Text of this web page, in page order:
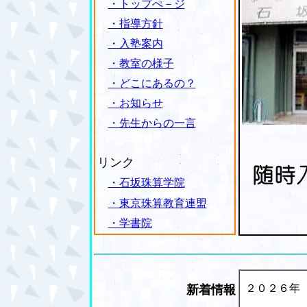
・トップぺ－ジ
・指導方針
・入塾案内
・教室の様子
・どこにあるの？
・お知らせ
・先生からの一言
リンク
・石坂珠算学院
・東京珠算教育連盟
・学書院
新着情報